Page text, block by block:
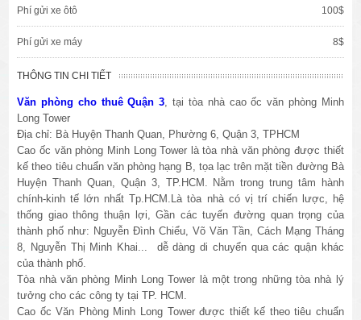
Phí gửi xe ôtô 100$
Phí gửi xe máy 8$
THÔNG TIN CHI TIẾT
Văn phòng cho thuê Quận 3, tại tòa nhà cao ốc văn phòng Minh
Long Tower
Địa chỉ: Bà Huyện Thanh Quan, Phường 6, Quận 3, TPHCM
Cao ốc văn phòng Minh Long Tower là tòa nhà văn phòng được thiết
kế theo tiêu chuẩn văn phòng hạng B, tọa lạc trên mặt tiền đường Bà
Huyện Thanh Quan, Quận 3, TP.HCM. Nằm trong trung tâm hành
chính-kinh tế lớn nhất Tp.HCM.Là tòa nhà có vị trí chiến lược, hệ
thống giao thông thuận lợi, Gần các tuyến đường quan trọng của
thành phố như: Nguyễn Đình Chiểu, Võ Văn Tần, Cách Mạng Tháng
8, Nguyễn Thị Minh Khai... dễ dàng di chuyển qua các quận khác
của thành phố.
Tòa nhà văn phòng Minh Long Tower là một trong những tòa nhà lý
tưởng cho các công ty tại TP. HCM.
Cao ốc Văn Phòng Minh Long Tower được thiết kế theo tiêu chuẩn